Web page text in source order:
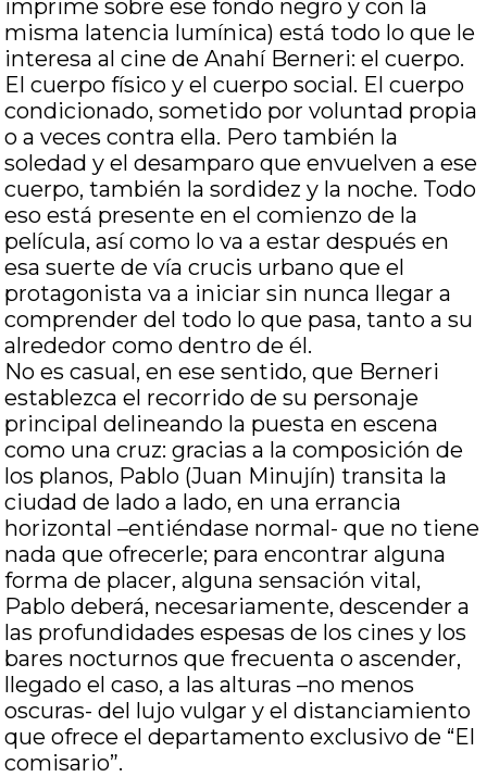
imprime sobre ese fondo negro y con la
misma latencia lumínica) está todo lo que le
interesa al cine de Anahí Berneri: el cuerpo.
El cuerpo físico y el cuerpo social. El cuerpo
condicionado, sometido por voluntad propia
o a veces contra ella. Pero también la
soledad y el desamparo que envuelven a ese
cuerpo, también la sordidez y la noche. Todo
eso está presente en el comienzo de la
película, así como lo va a estar después en
esa suerte de vía crucis urbano que el
protagonista va a iniciar sin nunca llegar a
comprender del todo lo que pasa, tanto a su
alrededor como dentro de él.
No es casual, en ese sentido, que Berneri
establezca el recorrido de su personaje
principal delineando la puesta en escena
como una cruz: gracias a la composición de
los planos, Pablo (Juan Minujín) transita la
ciudad de lado a lado, en una errancia
horizontal –entiéndase normal- que no tiene
nada que ofrecerle; para encontrar alguna
forma de placer, alguna sensación vital,
Pablo deberá, necesariamente, descender a
las profundidades espesas de los cines y los
bares nocturnos que frecuenta o ascender,
llegado el caso, a las alturas –no menos
oscuras- del lujo vulgar y el distanciamiento
que ofrece el departamento exclusivo de “El
comisario”.